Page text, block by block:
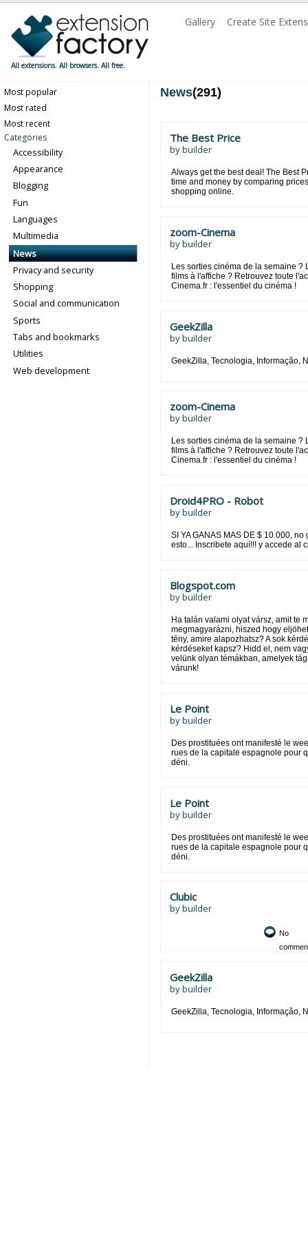
All extensions. All browsers. All free.
Gallery Create Site
Most popular
Most rated
Most recent
Categories
Accessibility
Appearance
Blogging
Fun
Languages
Multimedia
News
Privacy and security
Shopping
Social and communication
Sports
Tabs and bookmarks
Utilities
Web development
News(291)
The Best Price
bybuilder
Always get the best deal! The Best
time and money by comparing
shopping online.
zoom-Cinema
bybuilder
Les sorties cinéma de la semaine ?
films à l'affiche ? Retrouvez toute
Cinema.fr : l'essentiel du cinéma !
GeekZilla
bybuilder
GeekZilla, Tecnologia, Informação,
zoom-Cinema
bybuilder
Les sorties cinéma de la semaine ?
films à l'affiche ? Retrouvez toute
Cinema.fr : l'essentiel du cinéma !
Droid4PRO - Robot
bybuilder
SI YA GANAS MAS DE $ 10.000,
esto... Inscribete aquí!!! y accede al
Blogspot.com
bybuilder
Ha talán valami olyat vársz, amit te
megmagyarázni, hiszed hogy
tény, amire alapozhatsz? A sok
kérdéseket kapsz? Hidd el, nem
velünk olyan témákban, amelyek
várunk!
Le Point
bybuilder
Des prostituées ont manifesté le
rues de la capitale espagnole pour
déni.
Le Point
bybuilder
Des prostituées ont manifesté le
rues de la capitale espagnole pour
déni.
Clubic
bybuilder
No
GeekZilla
bybuilder
GeekZilla, Tecnologia, Informação,